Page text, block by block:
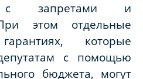
с запретами и
этом отдельные
которые
с помощью
бюджета, могут